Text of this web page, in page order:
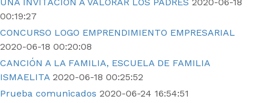
00:19:27
CONCURSO LOGO EMPRENDIMIENTO EMPRESARIAL
2020-06-18 00:20:08
CANCIÓN A LA FAMILIA, ESCUELA DE FAMILIA
ISMAELITA 2020-06-18 00:25:52
Prueba comunicados 2020-06-24 16:54:51